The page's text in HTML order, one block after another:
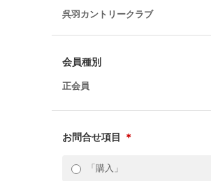
呉羽カントリークラブ
会員種別
正会員
お問合せ項目 ＊
「購入」